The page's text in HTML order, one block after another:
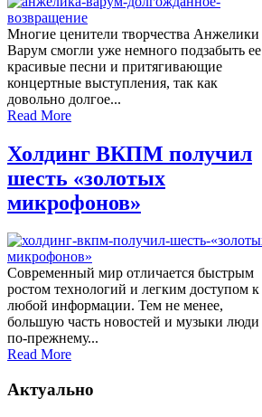
Многие ценители творчества Анжелики
Варум смогли уже немного подзабыть ее
красивые песни и притягивающие
концертные выступления, так как
довольно долгое...
Read More
Холдинг ВКПМ получил
шесть «золотых
микрофонов»
Современный мир отличается быстрым
ростом технологий и легким доступом к
любой информации. Тем не менее,
большую часть новостей и музыки люди
по-прежнему...
Read More
Актуально